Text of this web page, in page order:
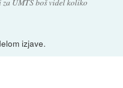
izjave.